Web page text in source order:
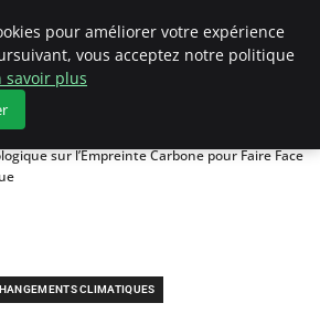
sur l’Empreinte Carbone pour Faire Face
CLIMATIQUES
pour améliorer votre expérience
vous acceptez notre politique
savoir plus